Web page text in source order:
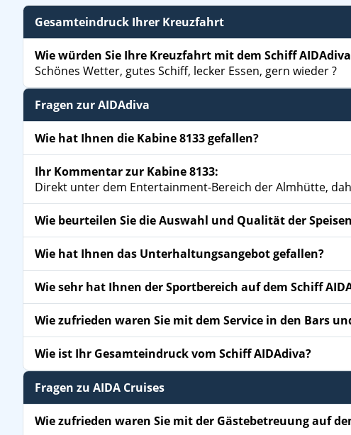
Gesamteindruck Ihrer Kreuzfahrt
Wie würden Sie Ihre Kreuzfahrt mit dem Schiff
Schönes Wetter, gutes Schiff, lecker Essen, gern wieder ?
Fragen zur AIDAdiva
Wie hat Ihnen die Kabine 8133 gefallen?
Ihr Kommentar zur Kabine 8133:
Direkt unter dem Entertainment-Bereich der Almhütte,
Wie beurteilen Sie die Auswahl und Qualität der
Wie hat Ihnen das Unterhaltungsangebot gefallen?
Wie sehr hat Ihnen der Sportbereich auf dem Schiff
Wie zufrieden waren Sie mit dem Service in den Bars
Wie ist Ihr Gesamteindruck vom Schiff AIDAdiva?
Fragen zu AIDA Cruises
Wie zufrieden waren Sie mit der Gästebetreuung auf